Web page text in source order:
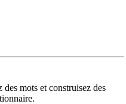
des mots et construisez des